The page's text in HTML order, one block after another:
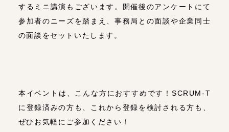
するミニ講演もございます。開催後のアンケートにて
参加者のニーズを踏まえ、事務局との面談や企業同士
の面談をセットいたします。
本イベントは、こんな方におすすめです！SCRUM-T
に登録済みの方も、これから登録を検討される方も、
ぜひお気軽にご参加ください！